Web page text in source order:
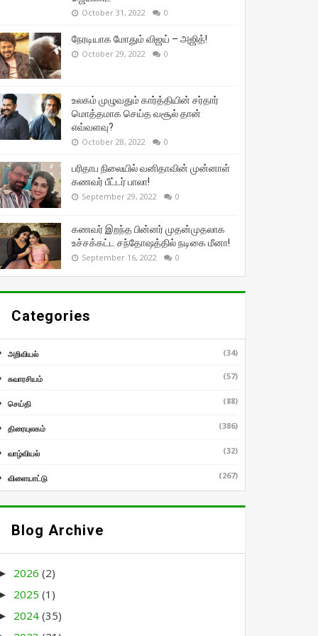
October 31, 2022 0
நேரடியாக மோதும் விஜய் – அஜித்!
October 29, 2022 0
உலகம் முழுவதும் கார்த்தியின் சர்தார்
மொத்தமாக செய்த வசூல் தான்
எவ்வளவு?
October 28, 2022 0
பரிதாப நிலையில் வனிதாவின் முன்னாள்
கணவர் பீட்டர் பாலா!
September 29, 2022 0
கணவர் இறந்த பின்னர் முதன்முதலாக
உச்சக்கட்ட சந்தோஷத்தில் நடிகை மீனா!
September 16, 2022 0
Categories
அறிவியல் (34)
சுவாரசியம் (57)
செய்தி (88)
திரையுலகம் (386)
வாழ்வியல் (32)
விளையாட்டு (267)
Blog Archive
► 2026(2)
► 2025(1)
► 2024(35)